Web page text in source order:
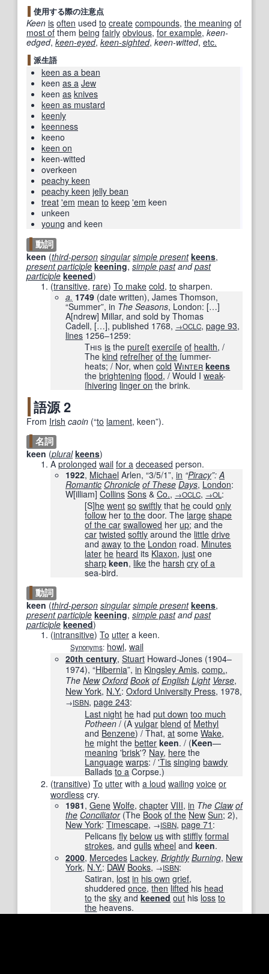
使用する際の注意点
Keen is often used to create compounds, the meaning of
most of them being fairly obvious, for example, keen-
edged, keen-eyed, keen-sighted, keen-witted, etc.
派生語
keen as a bean
keen as a Jew
keen as knives
keen as mustard
keenly
keenness
keeno
keen on
keen-witted
overkeen
peachy keen
peachy keen jelly bean
treat 'em mean to keep 'em keen
unkeen
young and keen
動詞
keen (third-person singular simple present keens,
present participle keening, simple pastandpast
participle keened)
(transitive, rare) To make cold, to sharpen.
a. 1749 (date written), James Thomson,
“Summer”, in The Seasons, London: […]
A[ndrew] Millar, and sold by Thomas
Cadell, […], published 1768, →OCLC, page 93,
lines 1256–1259:
This is thepureſt exerciſe of health, /
Thekind refreſher of the ſummer-
heats; / Nor, whencold Winter keens
thebrightening flood, / Would Iweak-
ſhivering linger on the brink.
語源 2
From Irish caoin (“to lament, keen”).
名詞
keen (plural keens)
A prolonged wail for a deceased person.
1922, Michael Arlen, “3/5/1”, in “Piracy”:A
Romantic Chronicle of These Days, London:
W[illiam] Collins Sons & Co., →OCLC, →OL:
[S]he went so swiftly that he couldonly
follow herto the door. The large shape
of the car swallowed her up; and the
car twisted softly around the little drive
andaway to the London road. Minutes
later he heard its Klaxon,just one
sharp keen, like the harsh cry of a
sea-bird.
動詞
keen (third-person singular simple present keens,
present participle keening, simple pastandpast
participle keened)
(intransitive) To utter a keen.
Synonyms: howl, wail
20th century, Stuart Howard-Jones (1904–
1974), “Hibernia”, in Kingsley Amis, comp.,
The New Oxford Book of English Light Verse,
New York, N.Y.: Oxford University Press, 1978,
→ISBN, page 243:
Last night he hadput down too much
Potheen / (Avulgar blend of Methyl
and Benzene) / That,at someWake,
he might thebetter keen. / (Keen—
meaning 'brisk'? Nay, here the
Language warps: /'Tis singing bawdy
Balladsto a Corpse.)
(transitive) To utter with a loud wailing voice or
wordless cry.
1981, Gene Wolfe, chapter VIII, in The Claw of
the Conciliator(The Book of the New Sun; 2),
New York: Timescape, →ISBN, page 71 :
Pelicansfly below us withstiffly formal
strokes, andgulls wheel andkeen.
2000, Mercedes Lackey, Brightly Burning, New
York, N.Y.: DAW Books, →ISBN:
Satiran, lost in his own grief,
shudderedonce,then lifted his head
to thesky andkeened out his loss to
the heavens.